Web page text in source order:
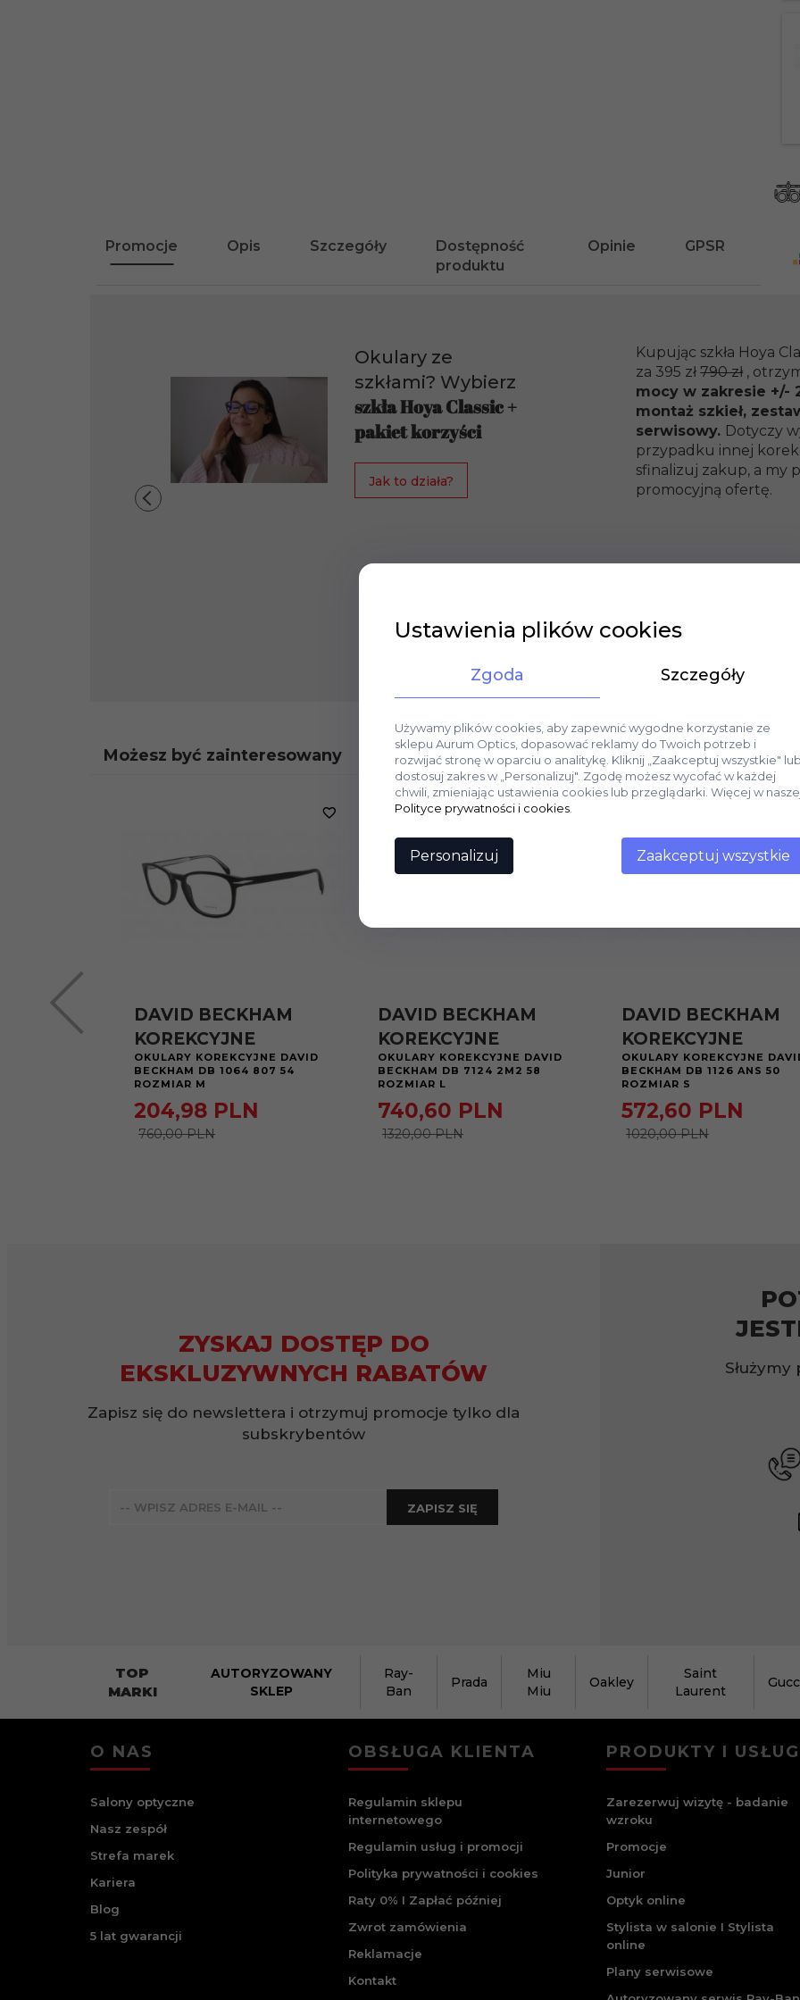
Promocje Opis Szczegóły
Dostępność
produktu
Opinie GPSR
Okulary ze
szkłami? Wybierz
szkła Hoya Classic +
pakiet korzyści
Jak to działa?
Kupując szkła Hoya
za 395 zł790 zł ,
mocy w zakresie +/-
montaż szkieł,
serwisowy. Dotyczy
przypadku innej
sfinalizuj zakup, a my
promocyjną ofertę.
Możesz być zainteresowany
DAVID BECKHAM
KOREKCYJNE
OKULARY KOREKCYJNE DAVID
BECKHAM DB 1064 807 54
ROZMIAR M
204,98 PLN
760,00 PLN
DAVID BECKHAM
KOREKCYJNE
OKULARY KOREKCYJNE DAVID
BECKHAM DB 7124 2M2 58
ROZMIAR L
740,60 PLN
1320,00 PLN
DAVID BECKHAM
KOREKCYJNE
OKULARY KOREKCYJNE
BECKHAM DB 1126 ANS 50
ROZMIAR S
572,60 PLN
1020,00 PLN
ZYSKAJ DOSTĘP DO
EKSKLUZYWNYCH RABATÓW
Zapisz się do newslettera i otrzymuj promocje tylko dla
subskrybentów
ZAPISZ SIĘ
TOP
MARKI
AUTORYZOWANY
SKLEP
Ray-
Ban
Prada
Miu
Miu
Oakley
Saint
Laurent
O NAS
Salony optyczne
Nasz zespół
Strefa marek
Kariera
Blog
5 lat gwarancji
OBSŁUGA KLIENTA
Regulamin sklepu
internetowego
Regulamin usług i promocji
Polityka prywatności i cookies
Raty 0% I Zapłać później
Zwrot zamówienia
Reklamacje
Kontakt
PRODUKTY I
Zarezerwuj wizytę - badanie
wzroku
Promocje
Junior
Optyk online
Stylista w salonie I Stylista
online
Plany serwisowe
Ustawienia plików cookies
Zgoda Szczegóły
Używamy plików cookies, aby zapewnić wygodne korzystanie ze
sklepu Aurum Optics, dopasować reklamy do Twoich potrzeb i
rozwijać stronę w oparciu o analitykę. Kliknij „Zaakceptuj wszystkie" lub
dostosuj zakres w „Personalizuj". Zgodę możesz wycofać w każdej
chwili, zmieniając ustawienia cookies lub przeglądarki. Więcej w
Polityce prywatności i cookies
Personalizuj Zaakceptuj wszystkie